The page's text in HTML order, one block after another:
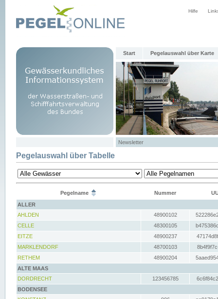
Hilfe
Start Pegelauswahl über Karte
Newsletter
Pegelauswahl über Tabelle
Pegelname Nummer
ALLER
AHLDEN
48900102
CELLE
48300105
EITZE
48900237
MARKLENDORF
48700103
RETHEM
48900204
ALTE MAAS
DORDRECHT
123456785
BODENSEE